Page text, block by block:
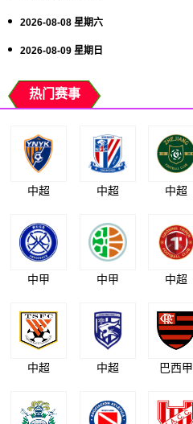
2026-08-08 星期六
2026-08-09 星期日
热门赛事
中超 中超 中超
中甲 中甲 中超
中超 中超 巴西甲